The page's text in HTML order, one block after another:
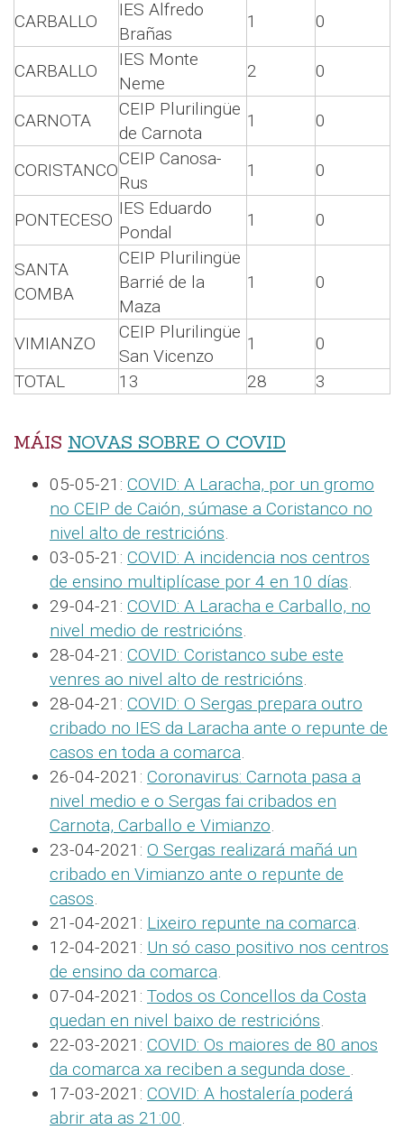
CARBALLO
IES Alfredo
Brañas
1 0
CARBALLO
IES Monte
Neme
2 0
CARNOTA
CEIP Plurilingüe
de Carnota
1 0
CORISTANCO
CEIP Canosa-
Rus
1 0
PONTECESO
IES Eduardo
Pondal
1 0
SANTA
COMBA
CEIP Plurilingüe
Barrié de la
Maza
1 0
VIMIANZO
CEIP Plurilingüe
San Vicenzo
1
0
TOTAL
13 28 3
MÁIS NOVAS SOBRE O COVID
05-05-21: COVID: A Laracha, por un gromo
no CEIP de Caión, súmase a Coristanco no
nivel alto de restricións.
03-05-21: COVID: A incidencia nos centros
de ensino multiplícase por 4 en 10 días.
29-04-21: COVID: A Laracha e Carballo, no
nivel medio de restricións.
28-04-21: COVID: Coristanco sube este
venres ao nivel alto de restricións.
28-04-21: COVID: O Sergas prepara outro
cribado no IES da Laracha ante o repunte de
casos en toda a comarca.
26-04-2021: Coronavirus: Carnota pasa a
nivel medio e o Sergas fai cribados en
Carnota, Carballo e Vimianzo.
23-04-2021: O Sergas realizará mañá un
cribado en Vimianzo ante o repunte de
casos.
21-04-2021: Lixeiro repunte na comarca.
12-04-2021: Un só caso positivo nos centros
de ensino da comarca.
07-04-2021: Todos os Concellos da Costa
quedan en nivel baixo de restricións.
22-03-2021: COVID: Os maiores de 80 anos
da comarca xa reciben a segunda dose .
17-03-2021: COVID: A hostalería poderá
abrir ata as 21:00.